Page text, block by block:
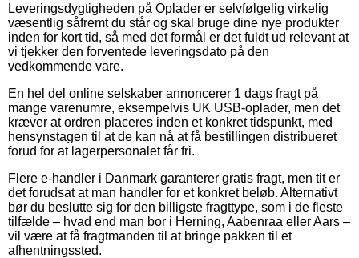
Leveringsdygtigheden på Oplader er selvfølgelig virkelig
væsentlig såfremt du står og skal bruge dine nye produkter
inden for kort tid, så med det formål er det fuldt ud relevant at
vi tjekker den forventede leveringsdato på den
vedkommende vare.
En hel del online selskaber annoncerer 1 dags fragt på
mange varenumre, eksempelvis UK USB-oplader, men det
kræver at ordren placeres inden et konkret tidspunkt, med
hensynstagen til at de kan nå at få bestillingen distribueret
forud for at lagerpersonalet får fri.
Flere e-handler i Danmark garanterer gratis fragt, men tit er
det forudsat at man handler for et konkret beløb. Alternativt
bør du beslutte sig for den billigste fragttype, som i de fleste
tilfælde – hvad end man bor i Herning, Aabenraa eller Aars –
vil være at få fragtmanden til at bringe pakken til et
afhentningssted.